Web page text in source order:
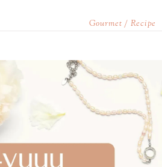
Gourmet / Recipe